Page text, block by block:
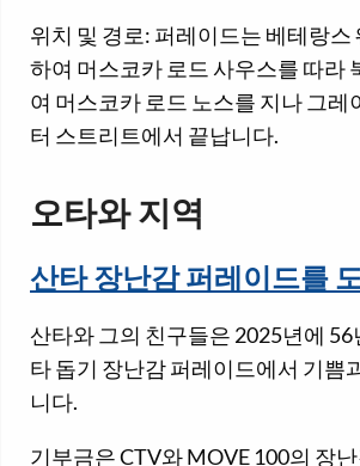
위치 및 경로: 퍼레이드는 베테랑스
하여 머스코카 로드 사우스를 따라
여 머스코카 로드 노스를 지나 그레
터 스트리트에서 끝납니다.
오타와 지역
산타 장난감 퍼레이드를
산타와 그의 친구들은 2025년에 56
타 돕기 장난감 퍼레이드에서 기쁨
니다.
기부금은 CTV와 MOVE 100의 장